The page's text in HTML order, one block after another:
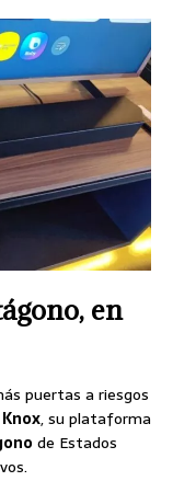
en
puertas a riesgos
, su plataforma
de Estados